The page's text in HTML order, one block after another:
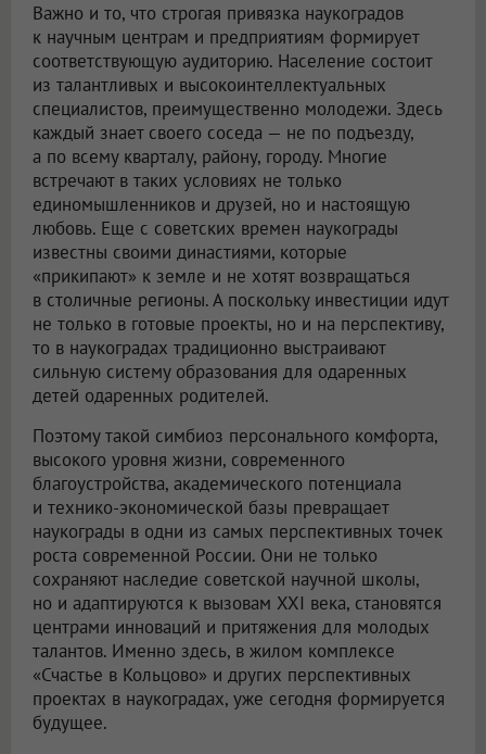
Важно и то, что строгая привязка наукоградов
к научным центрам и предприятиям формирует
соответствующую аудиторию. Население состоит
из талантливых и высокоинтеллектуальных
специалистов, преимущественно молодежи. Здесь
каждый знает своего соседа — не по подъезду,
а по всему кварталу, району, городу. Многие
встречают в таких условиях не только
единомышленников и друзей, но и настоящую
любовь. Еще с советских времен наукограды
известны своими династиями, которые
«прикипают» к земле и не хотят возвращаться
в столичные регионы. А поскольку инвестиции идут
не только в готовые проекты, но и на перспективу,
то в наукоградах традиционно выстраивают
сильную систему образования для одаренных
детей одаренных родителей.
Поэтому такой симбиоз персонального комфорта,
высокого уровня жизни, современного
благоустройства, академического потенциала
и технико-экономической базы превращает
наукограды в одни из самых перспективных точек
роста современной России. Они не только
сохраняют наследие советской научной школы,
но и адаптируются к вызовам XXI века, становятся
центрами инноваций и притяжения для молодых
талантов. Именно здесь, в жилом комплексе
«Счастье в Кольцово» и других перспективных
проектах в наукоградах, уже сегодня формируется
будущее.